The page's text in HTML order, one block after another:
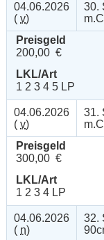
04.06.2026
( v)
30.
Preisgeld
200,00 €
LKL/Art
1 2 3 4 5 LP
04.06.2026
( v)
31.
Preisgeld
300,00 €
LKL/Art
1 2 3 4 LP
04.06.2026
( n)
32.